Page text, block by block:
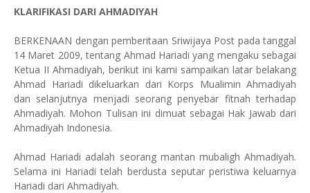
KLARIFIKASI DARI AHMADIYAH
BERKENAAN dengan pemberitaan Sriwijaya Post pada tanggal
14 Maret 2009, tentang Ahmad Hariadi yang mengaku sebagai
Ketua II Ahmadiyah, berikut ini kami sampaikan latar belakang
Ahmad Hariadi dikeluarkan dari Korps Mualimin Ahmadiyah
dan selanjutnya menjadi seorang penyebar fitnah terhadap
Ahmadiyah. Mohon Tulisan ini dimuat sebagai Hak Jawab dari
Ahmadiyah Indonesia.
Ahmad Hariadi adalah seorang mantan mubaligh Ahmadiyah.
Selama ini Hariadi telah berdusta seputar peristiwa keluarnya
Hariadi dari Ahmadiyah.